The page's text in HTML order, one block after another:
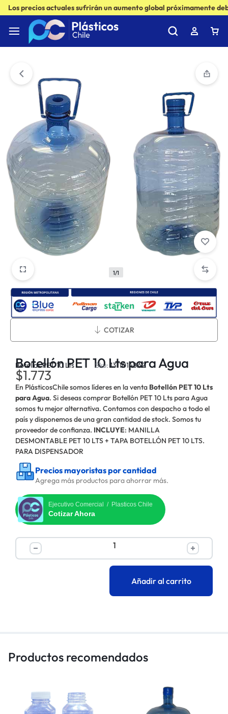
Los precios actuales sufrirán un aumento global próximamente
1/1
Métodos de envío:
COTIZAR
Botellón PET 10 Lts para Agua
Botellas PET 10 Lts Sku: 13110148AZ
$1.773
En PlásticosChile somos líderes en la venta Botellón PET 10 Lts
para Agua. Si deseas comprar Botellón PET 10 Lts para Agua
somos tu mejor alternativa. Contamos con despacho a todo el
país y disponemos de una gran cantidad de stock. Somos tu
proveedor de confianza. INCLUYE: MANILLA
DESMONTABLE PET 10 LTS + TAPA BOTELLÓN PET 10 LTS.
PARA DISPENSADOR
Precios mayoristas por cantidad
Agrega más productos para ahorrar más.
Ejecutivo Comercial / Plasticos Chile
Cotizar Ahora
Añadir al carrito
Productos recomendados